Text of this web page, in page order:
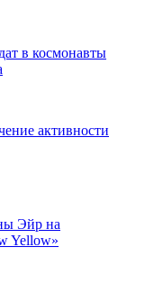
в космонавты
активности
Эйр на
Yellow»